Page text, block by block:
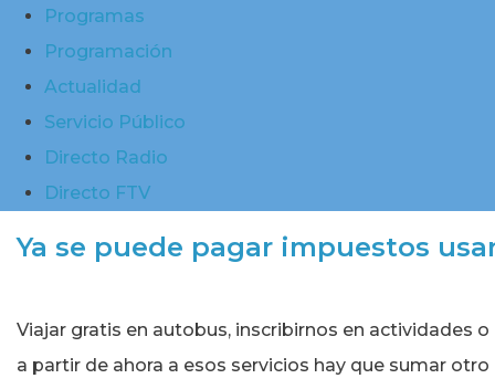
Programas
Programación
Actualidad
Servicio Público
Directo Radio
Directo FTV
Ya se puede pagar impuestos
Viajar gratis en autobus, inscribirnos en actividades
a partir de ahora a esos servicios hay que sumar